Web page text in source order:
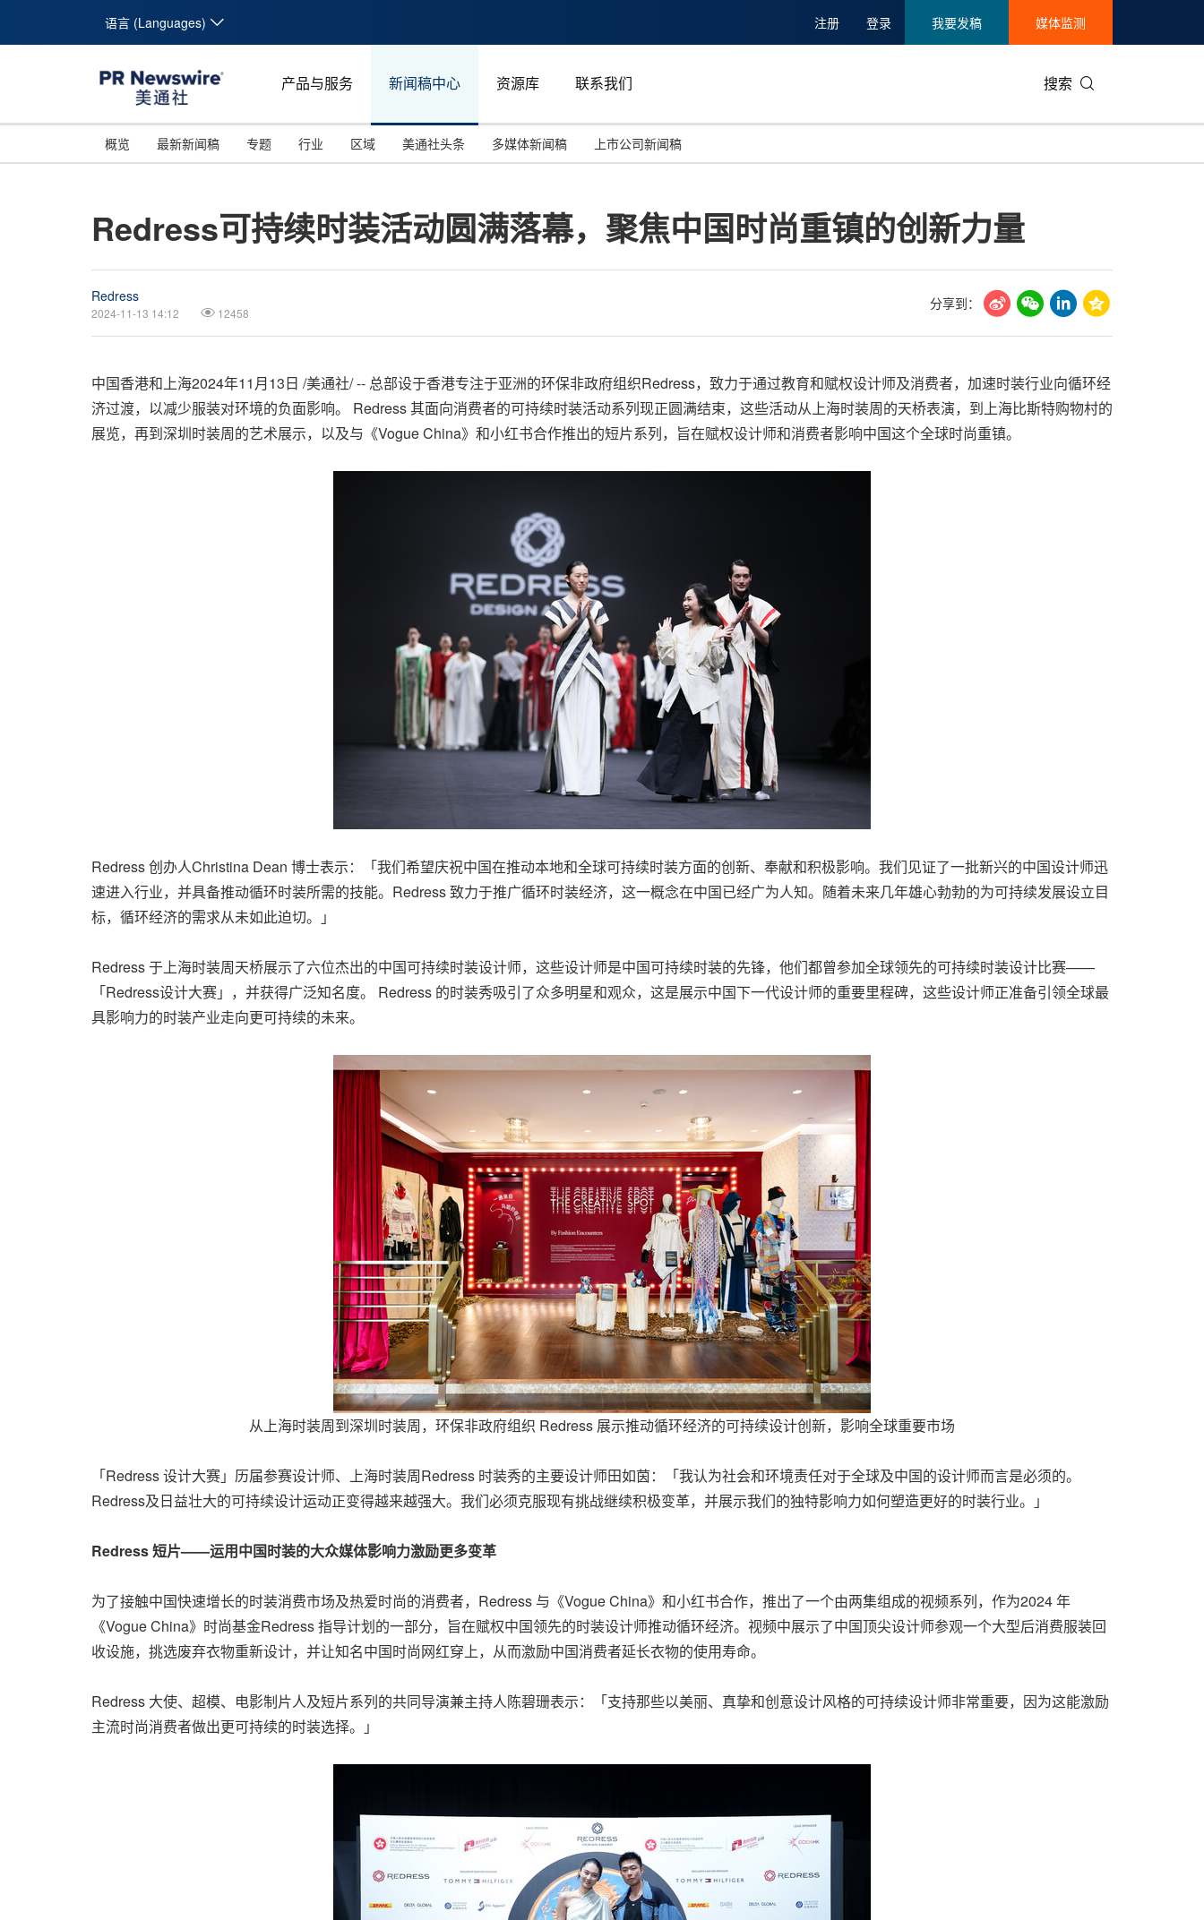
语言 (Languages) 注册 登录 我要发稿 媒体监测
产品与服务 新闻稿中心 资源库 联系我们 搜索
概览 最新新闻稿 专题
投资并购
碳中和
美国临床肿瘤学会(ASCO)
行业
能源化工与环保
娱乐时尚与艺术
区域
马来西亚
新加坡
美通社头条 多媒体新闻稿 上市公司新闻稿
Redress可持续时装活动圆满落幕，聚焦中国时尚重镇的创新力量
Redress
2024-11-13 14:12 12458
分享到：
中国香港和上海2024年11月13日 /美通社/ -- 总部设于香港专注于亚洲的环保非政府组织Redress，致力于通过教育和赋权设计师及消费者，加速时装行业向循环经
济过渡，以减少服装对环境的负面影响。 Redress 其面向消费者的可持续时装活动系列现正圆满结束，这些活动从上海时装周的天桥表演，到上海比斯特购物村的
展览，再到深圳时装周的艺术展示，以及与《Vogue China》和小红书合作推出的短片系列，旨在赋权设计师和消费者影响中国这个全球时尚重镇。
Redress 创办人Christina Dean 博士表示：「我们希望庆祝中国在推动本地和全球可持续时装方面的创新、奉献和积极影响。我们见证了一批新兴的中国设计师迅
速进入行业，并具备推动循环时装所需的技能。Redress 致力于推广循环时装经济，这一概念在中国已经广为人知。随着未来几年雄心勃勃的为可持续发展设立目
标，循环经济的需求从未如此迫切。」
Redress 于上海时装周天桥展示了六位杰出的中国可持续时装设计师，这些设计师是中国可持续时装的先锋，他们都曾参加全球领先的可持续时装设计比赛——
「Redress设计大赛」，并获得广泛知名度。 Redress 的时装秀吸引了众多明星和观众，这是展示中国下一代设计师的重要里程碑，这些设计师正准备引领全球最
具影响力的时装产业走向更可持续的未来。
从上海时装周到深圳时装周，环保非政府组织 Redress 展示推动循环经济的可持续设计创新，影响全球重要市场
「Redress 设计大赛」历届参赛设计师、上海时装周Redress 时装秀的主要设计师田如茵：「我认为社会和环境责任对于全球及中国的设计师而言是必须的。
Redress及日益壮大的可持续设计运动正变得越来越强大。我们必须克服现有挑战继续积极变革，并展示我们的独特影响力如何塑造更好的时装行业。」
Redress短片——运用中国时装的大众媒体影响力激励更多变革
为了接触中国快速增长的时装消费市场及热爱时尚的消费者，Redress 与《Vogue China》和小红书合作，推出了一个由两集组成的视频系列，作为2024 年
《Vogue China》时尚基金Redress 指导计划的一部分，旨在赋权中国领先的时装设计师推动循环经济。视频中展示了中国顶尖设计师参观一个大型后消费服装回
收设施，挑选废弃衣物重新设计，并让知名中国时尚网红穿上，从而激励中国消费者延长衣物的使用寿命。
Redress 大使、超模、电影制片人及短片系列的共同导演兼主持人陈碧珊表示：「支持那些以美丽、真挚和创意设计风格的可持续设计师非常重要，因为这能激励
主流时尚消费者做出更可持续的时装选择。」